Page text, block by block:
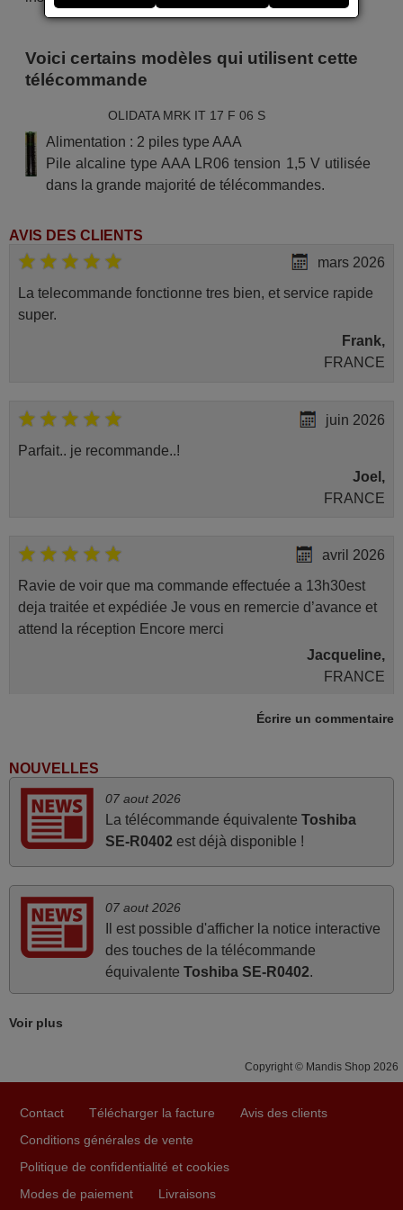
Voici certains modèles qui utilisent cette
télécommande
OLIDATA MRK IT 17 F 06 S
Alimentation : 2 piles type AAA
Pile alcaline type AAA LR06 tension 1,5 V utilisée
dans la grande majorité de télécommandes.
AVIS DES CLIENTS
mars 2026
La telecommande fonctionne tres bien, et service rapide
super.
Frank,
FRANCE
juin 2026
Parfait.. je recommande..!
Joel,
FRANCE
avril 2026
Ravie de voir que ma commande effectuée a 13h30est
deja traitée et expédiée Je vous en remercie d’avance et
attend la réception Encore merci
Jacqueline,
FRANCE
Concerne la télécommande de remplacement pour le
vidéo projecteur Wimius P20. Un avis provisoire avait été
émis car le délai de 24h était dépassé, néanmoins j'ai
reçu la télécommande au cours du 3ème jour ouvré,
compatible avec mon besoin. Concernant la
fonctionnalité de la télécommande, le produit tient sa
promesse. Le document permet de connaître facilement
la fonction des différentes touches. De plus, elle est
directement utilisable moyennant l'insertion des 2 piles
fournies.
mars 2026
Écrire un commentaire
NOUVELLES
07 aout 2026
La télécommande équivalente Toshiba
SE-R0402est déjà disponible !
07 aout 2026
Il est possible d'afficher la notice interactive
des touches de la télécommande
équivalente Toshiba SE-R0402.
Voir plus
Copyright © Mandis Shop 2026
Contact Télécharger la facture
Avis des clients
Conditions générales de vente
Politique de confidentialité et cookies
Modes de paiement
Livraisons